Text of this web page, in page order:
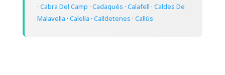
· Cabra Del Camp · Cadaqués · Calafell · Caldes De
Malavella · Calella · Calldetenes · Callús